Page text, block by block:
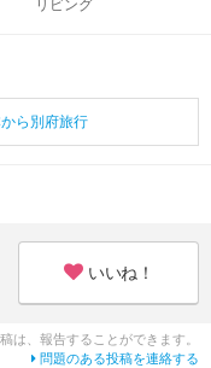
リビング
ら別府旅行
いいね！
は、報告することができます。
問題のある投稿を連絡する